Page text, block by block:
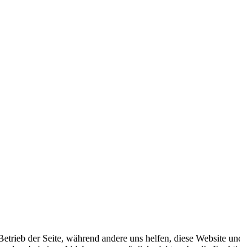
der Seite, während andere uns helfen, diese Website